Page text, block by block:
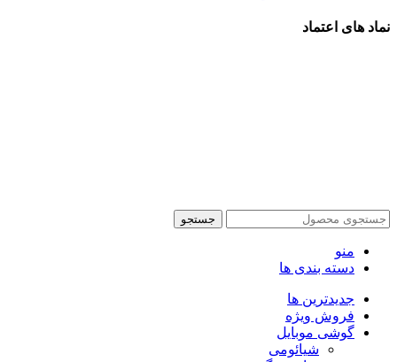
نماد های اعتماد
جستجو
منو
دسته بندی ها
جدیدترین ها
فروش ویژه
گوشی موبایل
شیائومی